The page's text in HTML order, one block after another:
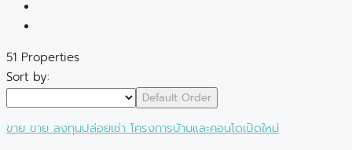
51 Properties
Sort by:
Default Order
ขาย ขาย ลงทุนปล่อยเช่า โครงการบ้านและคอนโดเปิดใหม่